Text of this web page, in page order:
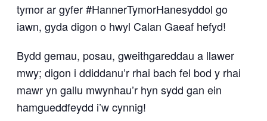
tymor ar gyfer #HannerTymorHanesyddol go
iawn, gyda digon o hwyl Calan Gaeaf hefyd!
Bydd gemau, posau, gweithgareddau a llawer
mwy; digon i ddiddanu’r rhai bach fel bod y rhai
mawr yn gallu mwynhau’r hyn sydd gan ein
hamgueddfeydd i’w cynnig!